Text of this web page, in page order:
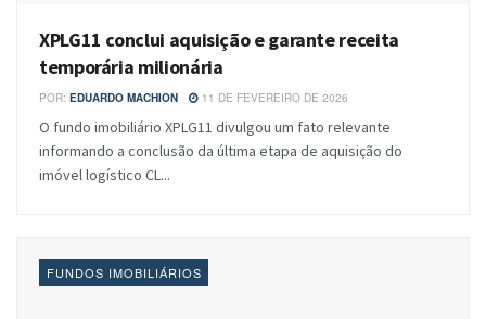
XPLG11 conclui aquisição e garante receita
temporária milionária
POR: EDUARDO MACHION 11 DE FEVEREIRO DE 2026
O fundo imobiliário XPLG11 divulgou um fato relevante
informando a conclusão da última etapa de aquisição do
imóvel logístico CL...
FUNDOS IMOBILIÁRIOS